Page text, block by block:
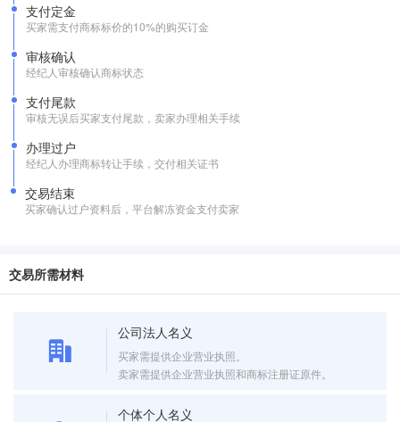
支付定金
买家需支付商标标价的10%的购买订金
审核确认
经纪人审核确认商标状态
支付尾款
审核无误后买家支付尾款，卖家办理相关手续
办理过户
经纪人办理商标转让手续，交付相关证书
交易结束
买家确认过户资料后，平台解冻资金支付卖家
交易所需材料
公司法人名义
买家需提供企业营业执照。
卖家需提供企业营业执照和商标注册证原件。
个体个人名义